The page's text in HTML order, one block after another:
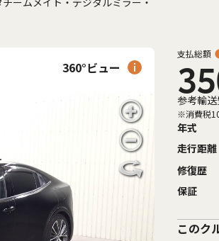
360°ビュー
支払総額
参考輸送
※消費税
年式
走行距離
修復歴
保証
このク